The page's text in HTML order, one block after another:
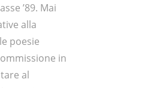
’89. Mai
alla
poesie
in
al